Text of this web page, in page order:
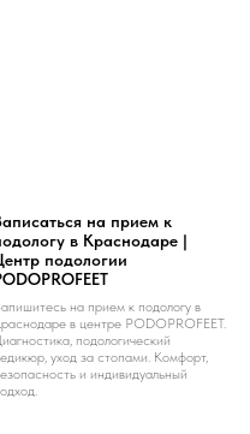
на прием к
в Краснодаре |
подологии
на прием к подологу в
в центре PODOPROFEET.
подологический
уход за стопами. Комфорт,
и индивидуальный